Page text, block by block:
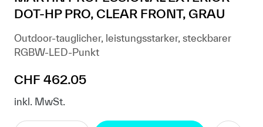
DOT-HP PRO, CLEAR FRONT, GRAU
Outdoor-tauglicher, leistungsstarker, steckbarer
RGBW-LED-Punkt
Regulärer Preis:
CHF 462.05
inkl. MwSt.